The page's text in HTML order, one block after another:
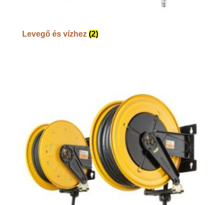
Levegő és vízhez (2)